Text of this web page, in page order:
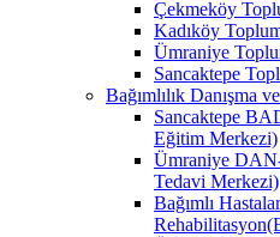
Çekmeköy
Kadıköy
Ümraniye
Sancaktepe
Bağımlılık Danışma
Sancaktepe
Eğitim Merkezi)
Ümraniye DAN-
Tedavi Merkezi)
Bağımlı